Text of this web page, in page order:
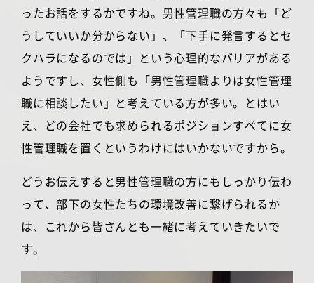
ったお話をするかですね。男性管理職の方々も「ど
うしていいか分からない」、「下手に発言するとセ
クハラになるのでは」という心理的なバリアがある
ようですし、女性側も「男性管理職よりは女性管理
職に相談したい」と考えている方が多い。とはい
え、どの会社でも求められるポジションすべてに女
性管理職を置くというわけにはいかないですから。
どうお伝えすると男性管理職の方にもしっかり伝わ
って、部下の女性たちの環境改善に繋げられるか
は、これから皆さんとも一緒に考えていきたいで
す。